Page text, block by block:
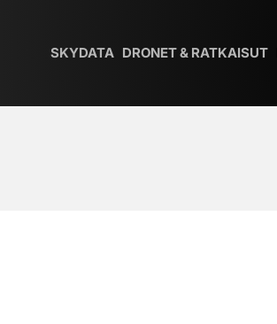
SKYDATA DRONET & RATKAISUT